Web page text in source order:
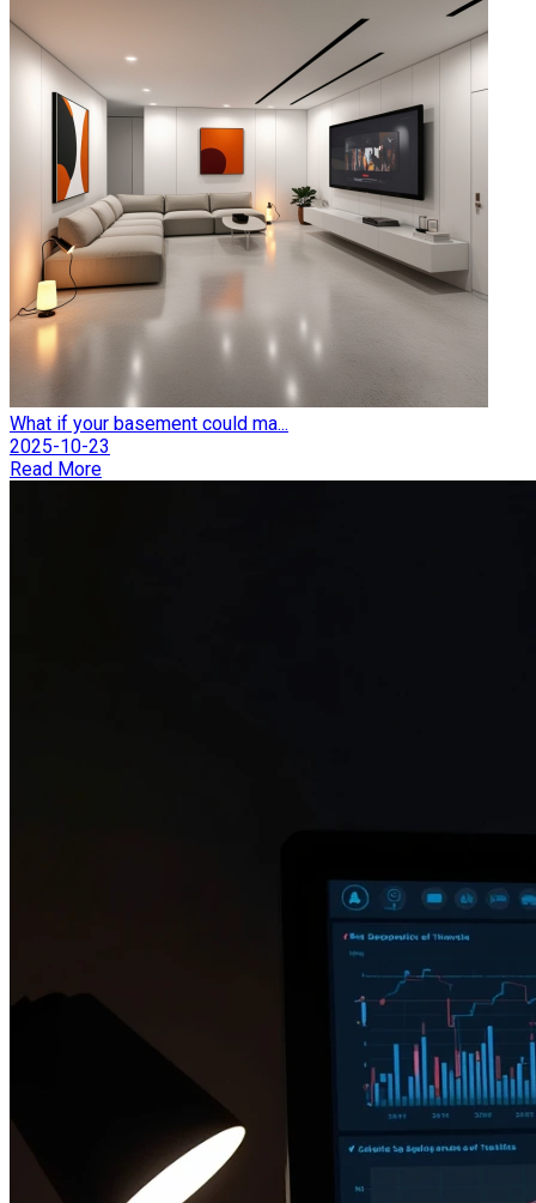
What if your basement could ma...
2025-10-23
Read More